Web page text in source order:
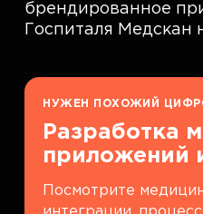
брендированное
Госпиталя Медскан
НУЖЕН ПОХОЖИЙ
Разработка
приложений
Посмотрите